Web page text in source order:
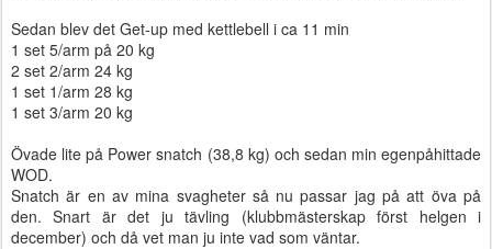
Sedan blev det Get-up med kettlebell i ca 11 min
1 set 5/arm på 20 kg
2 set 2/arm 24 kg
1 set 1/arm 28 kg
1 set 3/arm 20 kg
Övade lite på Power snatch (38,8 kg) och sedan min egenpåhittade
WOD.
Snatch är en av mina svagheter så nu passar jag på att öva på
den. Snart är det ju tävling (klubbmästerskap först helgen i
december) och då vet man ju inte vad som väntar.